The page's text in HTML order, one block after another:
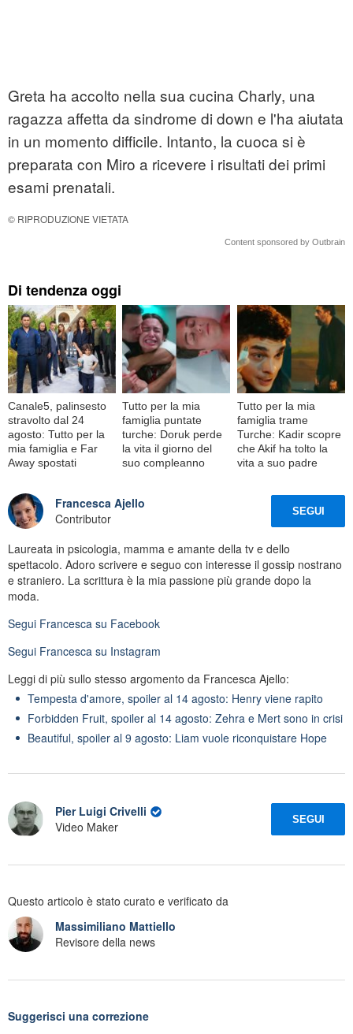
Greta ha accolto nella sua cucina Charly, una
ragazza affetta da sindrome di down e l'ha aiutata
in un momento difficile. Intanto, la cuoca si è
preparata con Miro a ricevere i risultati dei primi
esami prenatali.
© RIPRODUZIONE VIETATA
Content sponsored by Outbrain
Di tendenza oggi
Canale5, palinsesto
stravolto dal 24
agosto: Tutto per la
mia famiglia e Far
Away spostati
Tutto per la mia
famiglia puntate
turche: Doruk perde
la vita il giorno del
suo compleanno
Tutto per la mia
famiglia trame
Turche: Kadir scopre
che Akif ha tolto la
vita a suo padre
Francesca Ajello
Contributor
SEGUI
Laureata in psicologia, mamma e amante della tv e dello
spettacolo. Adoro scrivere e seguo con interesse il gossip nostrano
e straniero. La scrittura è la mia passione più grande dopo la
moda.
Segui Francesca su Facebook
Segui Francesca su Instagram
Leggi di più sullo stesso argomento da Francesca Ajello:
Tempesta d'amore, spoiler al 14 agosto: Henry viene rapito
Forbidden Fruit, spoiler al 14 agosto: Zehra e Mert sono in crisi
Beautiful, spoiler al 9 agosto: Liam vuole riconquistare Hope
Pier Luigi Crivelli
Video Maker
SEGUI
Questo articolo è stato curato e verificato da
Massimiliano Mattiello
Revisore della news
Suggerisci una correzione